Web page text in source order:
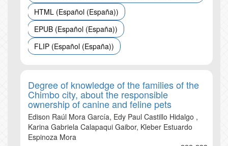
HTML (Español (España))
EPUB (Español (España))
FLIP (Español (España))
Degree of knowledge of the families of the
Chimbo city, about the responsible
ownership of canine and feline pets
Edison Raúl Mora García, Edy Paul Castillo Hidalgo ,
Karina Gabriela Calapaqui Gaibor, Kleber Estuardo
Espinoza Mora